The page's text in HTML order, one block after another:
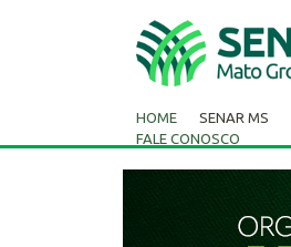
HOME SENAR MS
FALE CONOSCO